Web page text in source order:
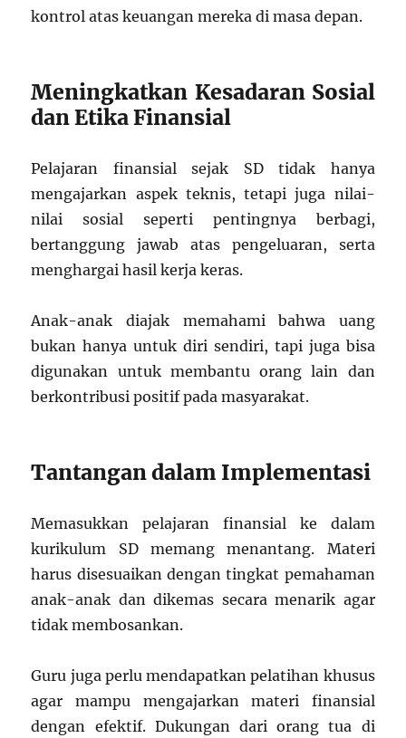
kontrol atas keuangan mereka di masa depan.
Meningkatkan Kesadaran Sosial
dan Etika Finansial
Pelajaran finansial sejak SD tidak hanya
mengajarkan aspek teknis, tetapi juga nilai-
nilai sosial seperti pentingnya berbagi,
bertanggung jawab atas pengeluaran, serta
menghargai hasil kerja keras.
Anak-anak diajak memahami bahwa uang
bukan hanya untuk diri sendiri, tapi juga bisa
digunakan untuk membantu orang lain dan
berkontribusi positif pada masyarakat.
Tantangan dalam Implementasi
Memasukkan pelajaran finansial ke dalam
kurikulum SD memang menantang. Materi
harus disesuaikan dengan tingkat pemahaman
anak-anak dan dikemas secara menarik agar
tidak membosankan.
Guru juga perlu mendapatkan pelatihan khusus
agar mampu mengajarkan materi finansial
dengan efektif. Dukungan dari orang tua di